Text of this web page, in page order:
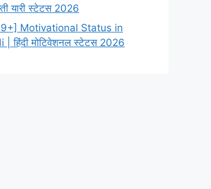
यारी स्टेटस 2026
Motivational Status in
| हिंदी मोटिवेशनल स्टेटस 2026